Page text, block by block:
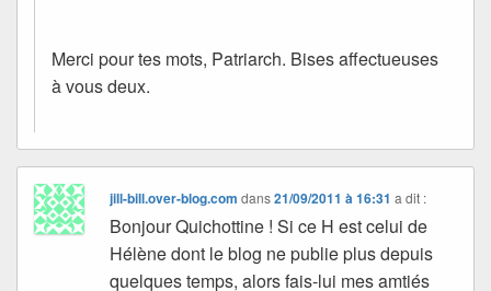
Merci pour tes mots, Patriarch. Bises affectueuses
à vous deux.
jill-bill.over-blog.com dans21/09/2011 à 16:31 a dit :
Bonjour Quichottine ! Si ce H est celui de
Hélène dont le blog ne publie plus depuis
quelques temps, alors fais-lui mes amtiés